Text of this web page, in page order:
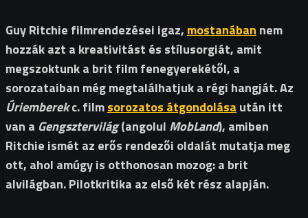
Guy Ritchie filmrendezései igaz, mostanában nem
hozzák azt a kreativitást és stílusorgiát, amit
megszoktunk a brit film fenegyerekétől, a
sorozataiban még megtalálhatjuk a régi hangját. Az
Úriemberekc. filmsorozatos átgondolása után itt
van a Gengsztervilág(angolul MobLand), amiben
Ritchie ismét az erős rendezői oldalát mutatja meg
ott, ahol amúgy is otthonosan mozog: a brit
alvilágban. Pilotkritika az első két rész alapján.